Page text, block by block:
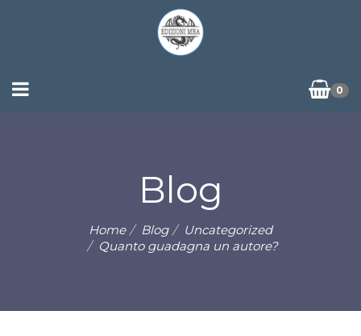
0
Blog
Home Blog
Uncategorized
Quanto guadagna un autore?